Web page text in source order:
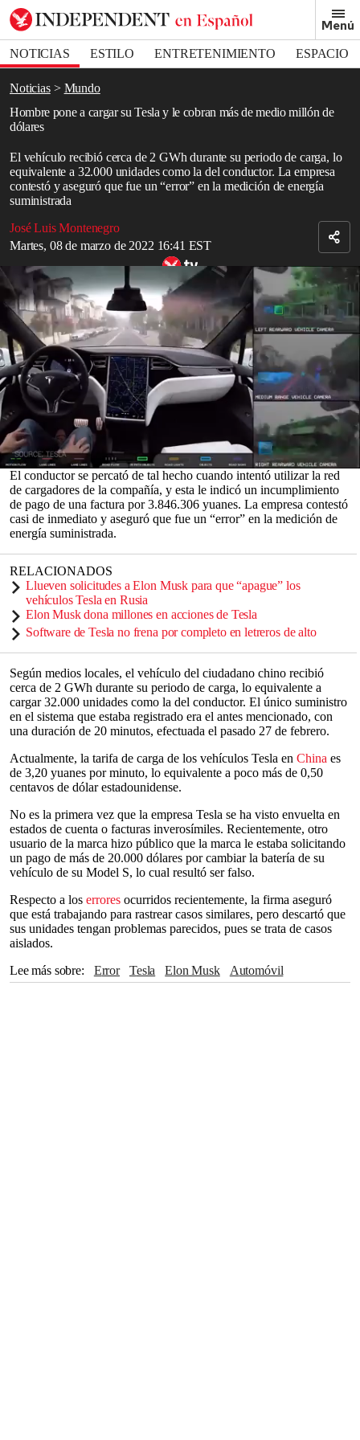
Menú
NOTICIAS ESTILO ENTRETENIMIENTO
ESPACIO
DEPORTES
Noticias
Mundo
Hombre pone a cargar su Tesla y le cobran más de medio millón de
dólares
El vehículo recibió cerca de 2 GWh durante su periodo de carga, lo
equivalente a 32.000 unidades como la del conductor. La empresa
contestó y aseguró que fue un “error” en la medición de energía
suministrada
José Luis Montenegro
Martes, 08 de marzo de 2022 16:41 EST
Bookmark popover
Removed from bookmarks
Close popover
seconds
seconds
Tesla Model X: 1 Month Later
Un ciudadano de China se llevó una gran sorpresa cuando recibió
una factura por 3,8 millones de yuanes, más de medio millón de
dólares, por suministrar energía a su Tesla Model 3 en un
supercargador de la firma de autos californiana, propiedad del
magnate estadounidense,Elon Musk.
El hecho se viralizó en la red social Weibo, luego de que la persona
afectada compartiera las capturas de pantalla de la aplicación de
Tesla, la cual indicaba la exorbitante cuenta que, desde luego, se
rehusó a pagar.
El conductor se percató de tal hecho cuando intentó utilizar la red
de cargadores de la compañía, y esta le indicó un incumplimiento
de pago de una factura por 3.846.306 yuanes. La empresa contestó
casi de inmediato y aseguró que fue un “error” en la medición de
energía suministrada.
RELACIONADOS
Llueven solicitudes a Elon Musk para que “apague” los
vehículos Tesla en Rusia
Elon Musk dona millones en acciones de Tesla
Software de Tesla no frena por completo en letreros de alto
Según medios locales, el vehículo del ciudadano chino recibió
cerca de 2 GWh durante su periodo de carga, lo equivalente a
cargar 32.000 unidades como la del conductor. El único suministro
en el sistema que estaba registrado era el antes mencionado, con
una duración de 20 minutos, efectuada el pasado 27 de febrero.
Actualmente, la tarifa de carga de los vehículos Tesla en China es
de 3,20 yuanes por minuto, lo equivalente a poco más de 0,50
centavos de dólar estadounidense.
No es la primera vez que la empresa Tesla se ha visto envuelta en
estados de cuenta o facturas inverosímiles. Recientemente, otro
usuario de la marca hizo público que la marca le estaba solicitando
un pago de más de 20.000 dólares por cambiar la batería de su
vehículo de su Model S, lo cual resultó ser falso.
Respecto a los errores ocurridos recientemente, la firma aseguró
que está trabajando para rastrear casos similares, pero descartó que
sus unidades tengan problemas parecidos, pues se trata de casos
aislados.
Lee más sobre
error Tesla Elon Musk
Automóvil